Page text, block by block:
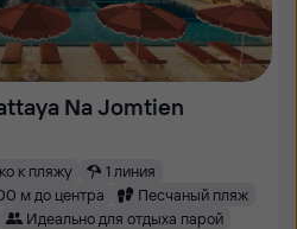
Na Jomtien
к пляжу
1 линия
м до центра
Песчаный пляж
Идеально для отдыха парой